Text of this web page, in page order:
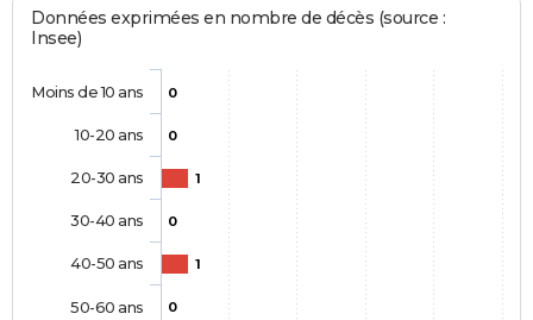
Données exprimées en nombre de décès (source :
Insee)
0
0
1
0
1
0
Moins de 10 ans
10-20 ans
20-30 ans
30-40 ans
40-50 ans
50-60 ans